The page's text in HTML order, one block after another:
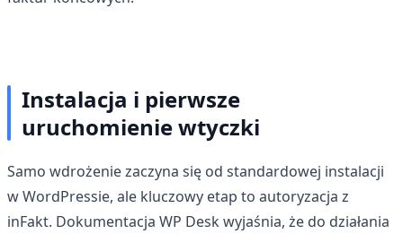
Instalacja i pierwsze
uruchomienie wtyczki
Samo wdrożenie zaczyna się od standardowej instalacji
w WordPressie, ale kluczowy etap to autoryzacja z
inFakt. Dokumentacja WP Desk wyjaśnia, że do działania